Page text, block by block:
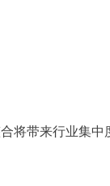
将带来行业集中